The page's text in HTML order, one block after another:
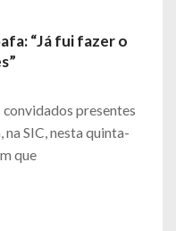
“Já fui fazer o
presentes
SIC, nesta quinta-
que